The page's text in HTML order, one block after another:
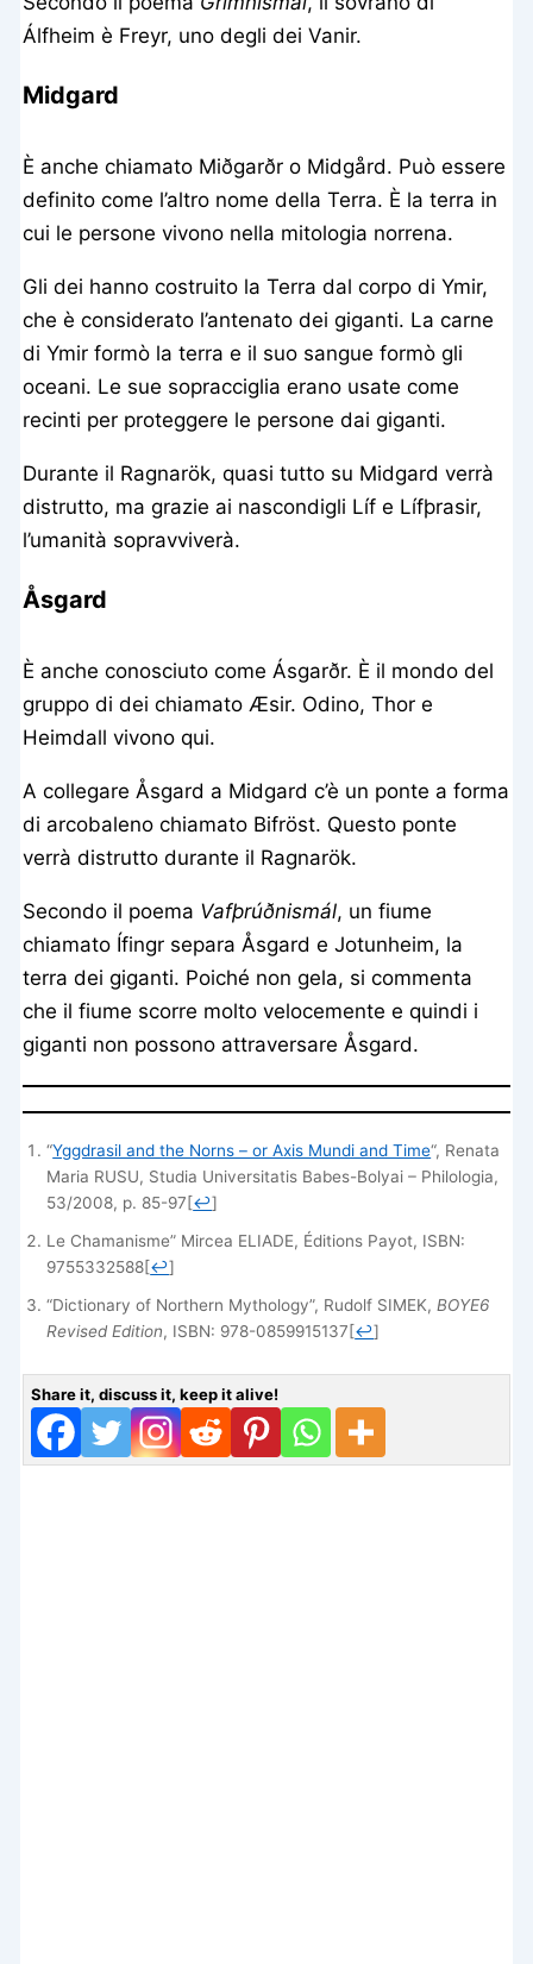
Álfheim è Freyr, uno degli dei Vanir.
Midgard
È anche chiamato Miðgarðr o Midgård. Può essere
definito come l’altro nome della Terra. È la terra in
cui le persone vivono nella mitologia norrena.
Gli dei hanno costruito la Terra dal corpo di Ymir,
che è considerato l’antenato dei giganti. La carne
di Ymir formò la terra e il suo sangue formò gli
oceani. Le sue sopracciglia erano usate come
recinti per proteggere le persone dai giganti.
Durante il Ragnarök, quasi tutto su Midgard verrà
distrutto, ma grazie ai nascondigli Líf e Lífþrasir,
l’umanità sopravviverà.
Åsgard
È anche conosciuto come Ásgarðr. È il mondo del
gruppo di dei chiamato Æsir. Odino, Thor e
Heimdall vivono qui.
A collegare Åsgard a Midgard c’è un ponte a forma
di arcobaleno chiamato Bifröst. Questo ponte
verrà distrutto durante il Ragnarök.
Secondo il poema Vafþrúðnismál, un fiume
chiamato Ífingr separa Åsgard e Jotunheim, la
terra dei giganti. Poiché non gela, si commenta
che il fiume scorre molto velocemente e quindi i
giganti non possono attraversare Åsgard.
“Yggdrasil and the Norns – or Axis Mundi and Time“, Renata
Maria RUSU, Studia Universitatis Babes-Bolyai – Philologia,
53/2008, p. 85-97[↩]
Le Chamanisme” Mircea ELIADE, Éditions Payot, ISBN:
9755332588[↩]
“Dictionary of Northern Mythology”, Rudolf SIMEK, ‎BOYE6
Revised Edition, ISBN: ‎978-0859915137[↩]
Share it, discuss it, keep it alive!